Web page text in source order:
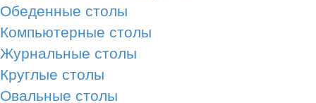
Обеденные столы
Компьютерные столы
Журнальные столы
Круглые столы
Овальные столы